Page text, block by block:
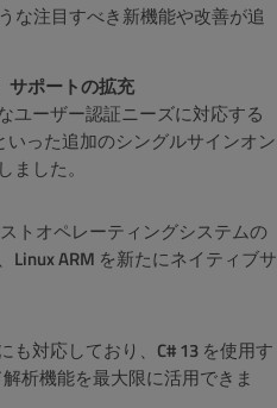
な注目すべき新機能や改善が追
サポートの拡充
ユーザー認証ニーズに対応する
いった追加のシングルサインオン
した。
トオペレーティングシステムの
、 Linux ARM を新たにネイティブサ
対応しており、 C# 13 を使用す
析機能を最大限に活用できま